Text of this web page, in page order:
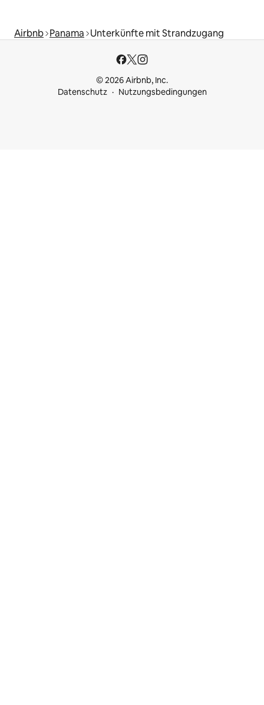
Airbnb Panama Unterkünfte mit Strandzugang
© 2026 Airbnb, Inc.
Datenschutz
Nutzungsbedingungen